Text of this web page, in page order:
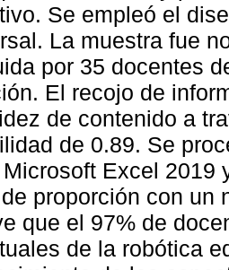
Se empleó el
La muestra fue
por 35 docentes
El recojo de
de contenido a
de 0.89. Se
Excel 2019
proporción con un
que el 97% de
de la robótica